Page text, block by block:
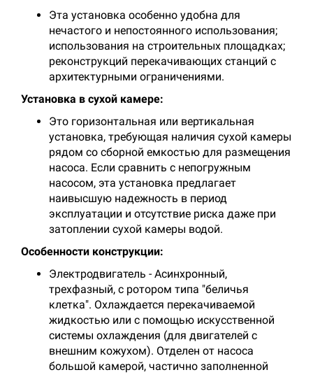
Эта установка особенно удобна для
нечастого и непостоянного использования;
использования на строительных площадках;
реконструкций перекачивающих станций с
архитектурными ограничениями.
Установка в сухой камере:
Это горизонтальная или вертикальная
установка, требующая наличия сухой камеры
рядом со сборной емкостью для размещения
насоса. Если сравнить с непогружным
насосом, эта установка предлагает
наивысшую надежность в период
эксплуатации и отсутствие риска даже при
затоплении сухой камеры водой.
Особенности конструкции:
Электродвигатель - Асинхронный,
трехфазный, с ротором типа "беличья
клетка". Охлаждается перекачиваемой
жидкостью или с помощью искусственной
системы охлаждения (для двигателей с
внешним кожухом). Отделен от насоса
большой камерой, частично заполненной